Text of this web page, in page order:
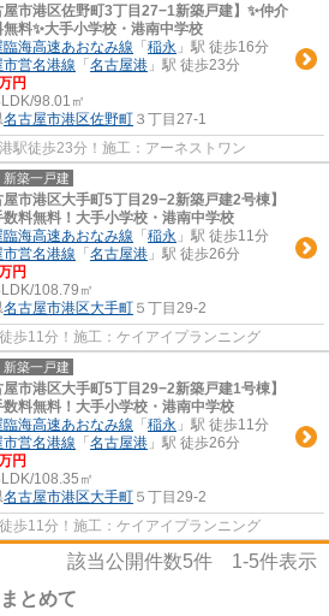
屋市港区佐野町3丁目27−1新築戸建】✨️仲介
料✨️大手小学校・港南中学校
臨海高速あおなみ線 「 稲永 」駅 徒歩16分
営名港線 「 名古屋港 」駅 徒歩23分
円
98.01㎡
名古屋市港区佐野町 ３丁目27-1
駅徒歩23分！施工：アーネストワン
新築一戸建
屋市港区大手町5丁目29−2新築戸建2号棟】
数料無料！大手小学校・港南中学校
臨海高速あおなみ線 「 稲永 」駅 徒歩11分
営名港線 「 名古屋港 」駅 徒歩26分
円
108.79㎡
名古屋市港区大手町 ５丁目29-2
歩11分！施工：ケイアイプランニング
新築一戸建
屋市港区大手町5丁目29−2新築戸建1号棟】
数料無料！大手小学校・港南中学校
臨海高速あおなみ線 「 稲永 」駅 徒歩11分
営名港線 「 名古屋港 」駅 徒歩26分
円
108.35㎡
名古屋市港区大手町 ５丁目29-2
歩11分！施工：ケイアイプランニング
該当公開件数5件 1-5件表示
とめて